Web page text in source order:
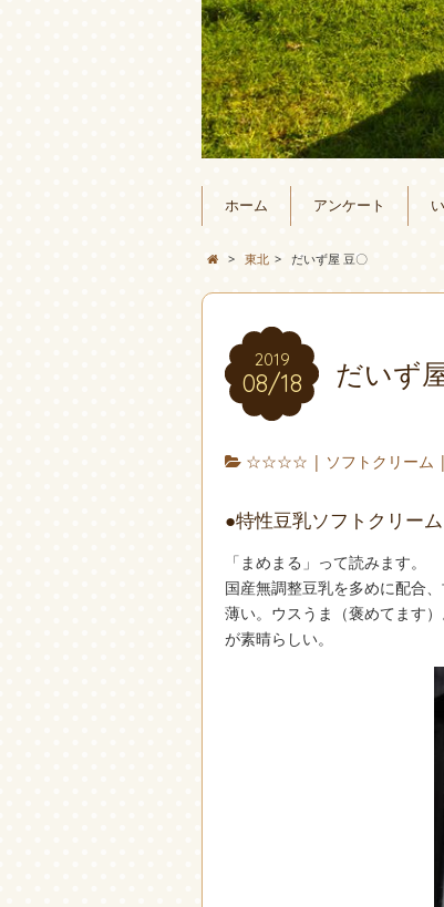
ホーム アンケート
> 東北 > だいず屋 豆〇
2019
08/18 だいず
☆☆☆☆ | ソフトクリーム
●特性豆乳ソフトクリ
「まめまる」って読みます。
国産無調整豆乳を多めに配合
薄い。ウスうま（褒めてます
が素晴らしい。